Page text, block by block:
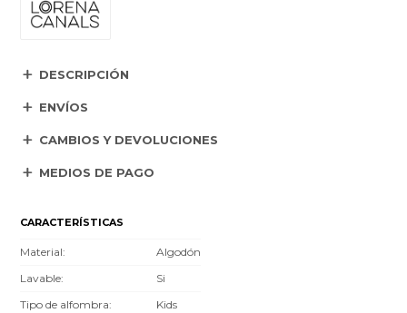
DESCRIPCIÓN
ENVÍOS
CAMBIOS Y DEVOLUCIONES
MEDIOS DE PAGO
CARACTERÍSTICAS
Material
Algodón
Lavable
Si
Tipo de alfombra
Kids